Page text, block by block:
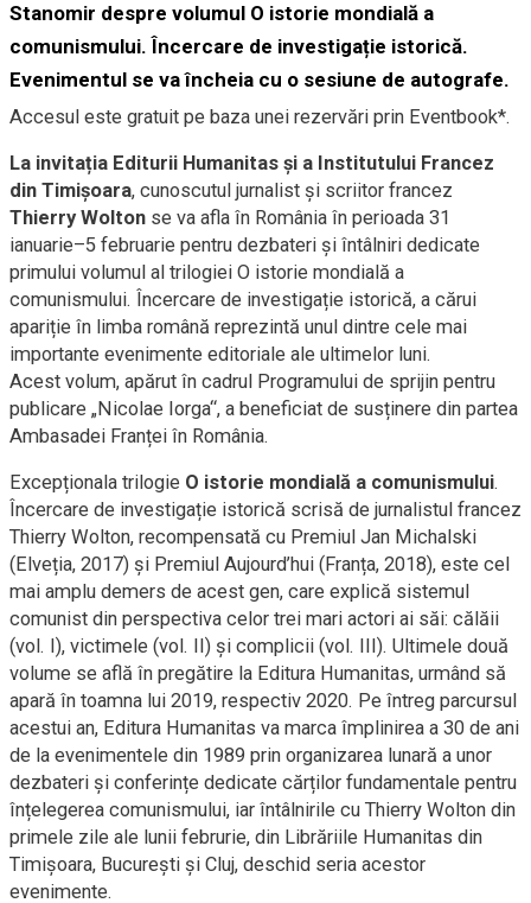
Stanomir despre volumul O istorie mondială a
comunismului. Încercare de investigație istorică.
Evenimentul se va încheia cu o sesiune de autografe.
Accesul este gratuit pe baza unei rezervări prin Eventbook*.
La invitația Editurii Humanitas și a Institutului Francez
din Timișoara, cunoscutul jurnalist și scriitor francez
Thierry Wolton se va afla în România în perioada 31
ianuarie–5 februarie pentru dezbateri și întâlniri dedicate
primului volumul al trilogiei O istorie mondială a
comunismului. Încercare de investigație istorică, a cărui
apariție în limba română reprezintă unul dintre cele mai
importante evenimente editoriale ale ultimelor luni.
Acest volum, apărut în cadrul Programului de sprijin pentru
publicare „Nicolae Iorga“, a beneficiat de susținere din partea
Ambasadei Franței în România.
Excepționala trilogie O istorie mondială a comunismului.
Încercare de investigație istorică scrisă de jurnalistul francez
Thierry Wolton, recompensată cu Premiul Jan Michalski
(Elveția, 2017) și Premiul Aujourd’hui (Franța, 2018), este cel
mai amplu demers de acest gen, care explică sistemul
comunist din perspectiva celor trei mari actori ai săi: călăii
(vol. I), victimele (vol. II) și complicii (vol. III). Ultimele două
volume se află în pregătire la Editura Humanitas, urmând să
apară în toamna lui 2019, respectiv 2020. Pe întreg parcursul
acestui an, Editura Humanitas va marca împlinirea a 30 de ani
de la evenimentele din 1989 prin organizarea lunară a unor
dezbateri și conferințe dedicate cărților fundamentale pentru
înțelegerea comunismului, iar întâlnirile cu Thierry Wolton din
primele zile ale lunii februrie, din Librăriile Humanitas din
Timișoara, București și Cluj, deschid seria acestor
evenimente.